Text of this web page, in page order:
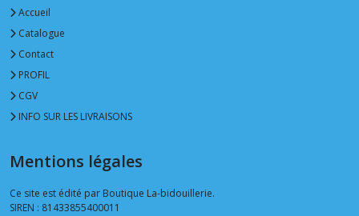
Accueil
Catalogue
Contact
PROFIL
CGV
INFO SUR LES LIVRAISONS
Mentions légales
Ce site est édité par Boutique La-bidouillerie.
SIREN : 81433855400011